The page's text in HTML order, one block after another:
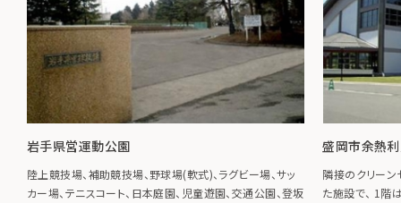
岩手県営運動公園
陸上競技場、補助競技場、野球場(軟式)、ラグビー場、サッ
カー場、テニスコート、日本庭園、児童遊園、交通公園、登坂
盛岡市余熱
隣接のクリーン
た施設で、 1階